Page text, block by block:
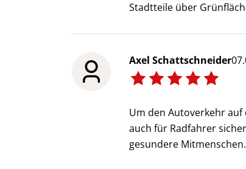
Stadtteile über
Axel Schattschneider
Um den Autoverkehr
auch für Radfahrer
gesundere Mitmenschen.